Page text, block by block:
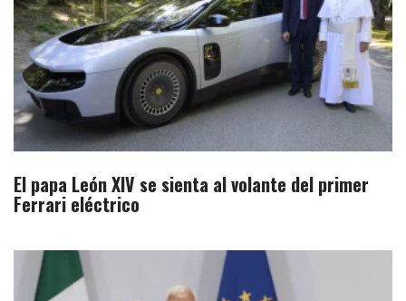
El papa León XIV se sienta al volante del primer
Ferrari eléctrico